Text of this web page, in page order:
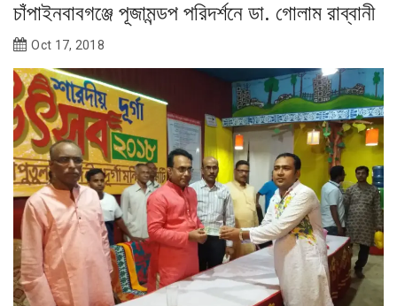
চাঁপাইনবাবগঞ্জে পূজামন্ডপ পরিদর্শনে ডা. গোলাম রাব্বানী
Oct 17, 2018